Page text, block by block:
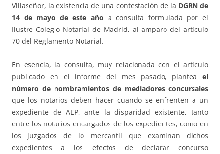
Villaseñor, la existencia de una contestación de la DGRN de
14 de mayo de este año a consulta formulada por el
Ilustre Colegio Notarial de Madrid, al amparo del artículo
70 del Reglamento Notarial.
En esencia, la consulta, muy relacionada con el artículo
publicado en el informe del mes pasado, plantea el
número de nombramientos de mediadores concursales
que los notarios deben hacer cuando se enfrenten a un
expediente de AEP, ante la disparidad existente, tanto
entre los notarios encargados de los expedientes, como en
los juzgados de lo mercantil que examinan dichos
expedientes a los efectos de declarar concurso